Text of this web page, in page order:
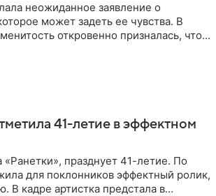
неожиданное заявление о
может задеть ее чувства. В
откровенно призналась, что
41-летие в эффектном
празднует 41-летие. По
для поклонников эффектный ролик,
В кадре артистка предстала в